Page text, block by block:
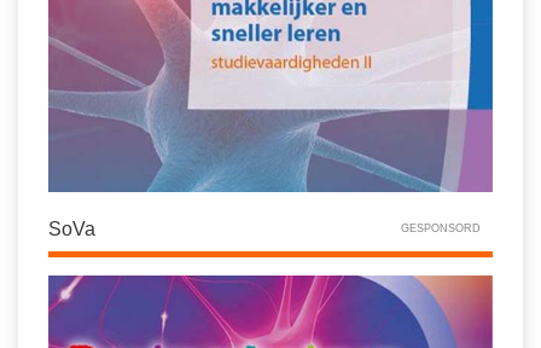
SoVa GESPONSORD